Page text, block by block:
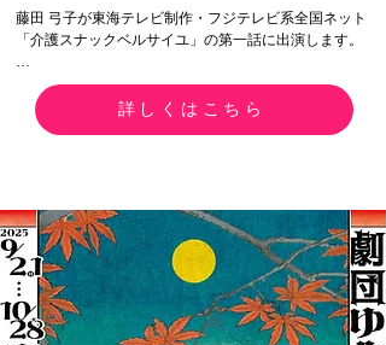
なお、「特定興行入場券の不正転売の禁止等による興
行入場券の適正な流通の確保に関する法律」では、不
若しくは100万円以下の罰金または併科が処されま
す。お客様におかれましては、本法律の内容をご確認
いただき、法令を遵守いただきますようお願い申し上
https://www.gov-
online.go.jp/useful/article/201904/1.html
https://www.bunka.go.jp/seisaku/bunka_gyosei/ticket_r
esale_ban/index.html
https://www.kokusen.go.jp/soudan_now/data/ticket.htm
l
藤田 弓子が東海テレビ制作・フジテレビ系全国ネット
「介護スナックベルサイユ」の第一話に出演します。
第一話
​10月11日（土）よる11時40分
詳しくはこちら